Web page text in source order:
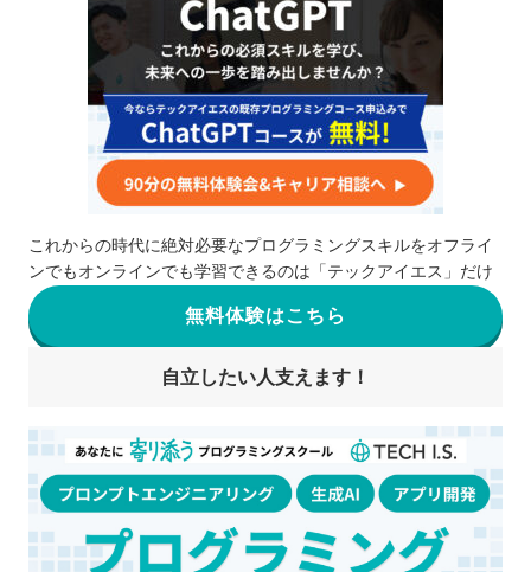
これからの時代に絶対必要なプログラミングスキルをオフライ
ンでもオンラインでも学習できるのは「テックアイエス」だけ
無料体験はこちら
自立したい人支えます！